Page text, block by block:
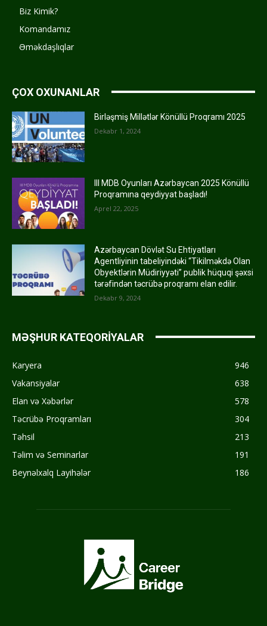
Biz Kimik?
Komandamız
Əməkdaşlıqlar
ÇOX OXUNANLAR
Birləşmiş Millətlər Könüllü Proqramı 2025
Dekabr 1, 2024
III MDB Oyunları Azərbaycan 2025 Könüllü
Proqramına qeydiyyat başladı!
Aprel 22, 2025
Azərbaycan Dövlət Su Ehtiyatları
Agentliyinin tabeliyindəki “Tikilməkdə Olan
Obyektlərin Müdiriyyəti” publik hüquqi şəxsi
tərəfindən təcrübə proqramı elan edilir.
Dekabr 9, 2024
MƏŞHUR KATEQORİYALAR
Karyera
946
Vakansiyalar
638
Elan və Xəbərlər
578
Təcrübə Proqramları
304
Təhsil
213
Təlim və Seminarlar
191
Beynəlxalq Layihələr
186